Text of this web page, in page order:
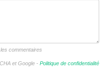
commentaires
et Google - Politique de confidentialité